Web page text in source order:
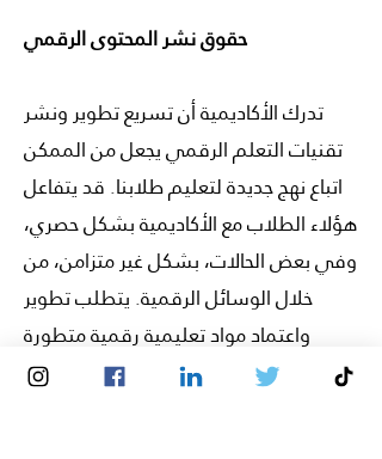
حقوق نشر المحتوى الرقمي
تدرك الأكاديمية أن تسريع تطوير ونشر
تقنيات التعلم الرقمي يجعل من الممكن
اتباع نهج جديدة لتعليم طلابنا. قد يتفاعل
هؤلاء الطلاب مع الأكاديمية بشكل حصري،
وفي بعض الحالات، بشكل غير متزامن، من
خلال الوسائل الرقمية. يتطلب تطوير
واعتماد مواد تعليمية رقمية متطورة
استخدام منصة التعلم عبر الإنترنت